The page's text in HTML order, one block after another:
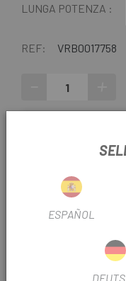
LUNGA POTENZA :
REF: VRB0017758
Tranne ultime
tempi di
ESPAÑOL